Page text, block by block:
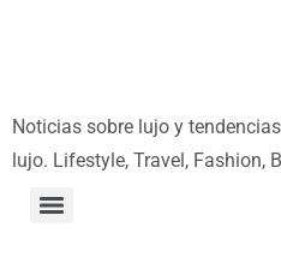
Noticias sobre lujo y
lujo. Lifestyle, Travel, Fashion,